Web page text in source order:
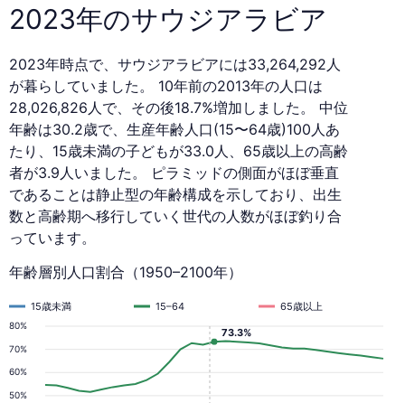
年
2023年のサウジアラビア
2023年時点で、サウジアラビアには33,264,292人
が暮らしていました。 10年前の2013年の人口は
28,026,826人で、その後18.7%増加しました。 中位
年齢は30.2歳で、生産年齢人口(15〜64歳)100人あ
たり、15歳未満の子どもが33.0人、65歳以上の高齢
者が3.9人いました。 ピラミッドの側面がほぼ垂直
であることは静止型の年齢構成を示しており、出生
数と高齢期へ移行していく世代の人数がほぼ釣り合
っています。
年齢層別人口割合（1950–2100年）
50%
60%
70%
80%
15歳未満 15–64 65歳以上
73.3%